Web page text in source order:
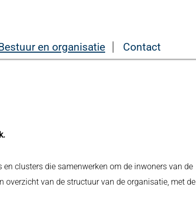
en organisatie Contact
clusters die samenwerken om de inwoners van de
overzicht van de structuur van de organisatie, met de